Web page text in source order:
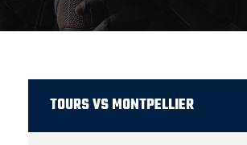
TOURS VS MONTPELLIER